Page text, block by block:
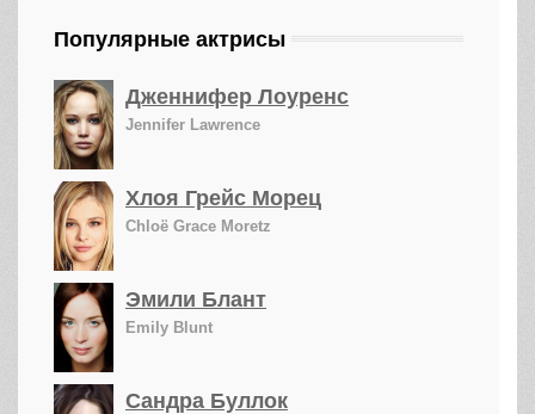
Популярные актрисы
Дженнифер Лоуренс
Jennifer Lawrence
Хлоя Грейс Морец
Chloë Grace Moretz
Эмили Блант
Emily Blunt
Сандра Буллок